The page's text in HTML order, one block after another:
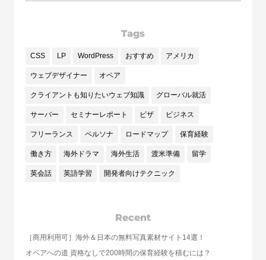
Tags
CSS LP WordPress おすすめ アメリカ
ウェブデザイナー オペア
クライアントも知りたいウェブ知識 グローバル就活
サーバー セミナーレポート ビザ ビジネス
フリーランス ペルソナ ロードマップ 保育経験
働き方 海外ドラマ 海外生活 渡米準備 留学
英会話 英語学習 開発者向けテクニック
Recent
［商用利用可］海外＆日本の無料写真素材サイト14選！
オペアへの道 資格なしで200時間の保育経験を積むには？